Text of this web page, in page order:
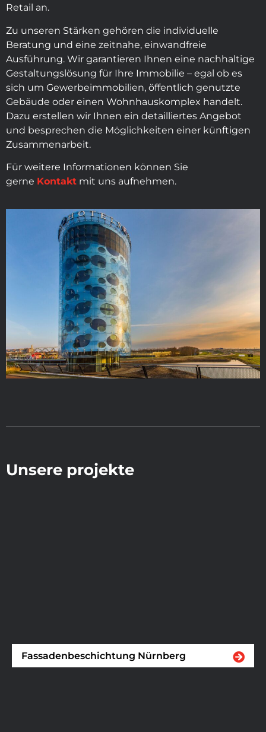
Retail an.
Zu unseren Stärken gehören die individuelle
Beratung und eine zeitnahe, einwandfreie
Ausführung. Wir garantieren Ihnen eine nachhaltige
Gestaltungslösung für Ihre Immobilie – egal ob es
sich um Gewerbeimmobilien, öffentlich genutzte
Gebäude oder einen Wohnhauskomplex handelt.
Dazu erstellen wir Ihnen ein detailliertes Angebot
und besprechen die Möglichkeiten einer künftigen
Zusammenarbeit.
Für weitere Informationen können Sie
gerne Kontakt mit uns aufnehmen.
Unsere projekte
Fassadenbeschichtung Nürnberg